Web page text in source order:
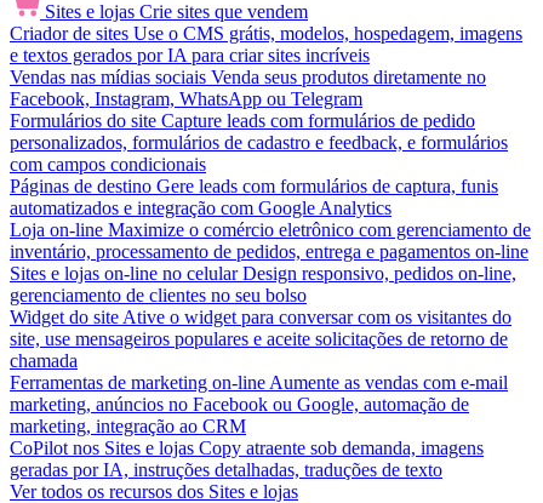
Sites e lojas Crie sites que vendem
Criador de sites Use o CMS grátis, modelos, hospedagem, imagens
e textos gerados por IA para criar sites incríveis
Vendas nas mídias sociais Venda seus produtos diretamente no
Facebook, Instagram, WhatsApp ou Telegram
Formulários do site Capture leads com formulários de pedido
personalizados, formulários de cadastro e feedback, e formulários
com campos condicionais
Páginas de destino Gere leads com formulários de captura, funis
automatizados e integração com Google Analytics
Loja on-line Maximize o comércio eletrônico com gerenciamento de
inventário, processamento de pedidos, entrega e pagamentos on-line
Sites e lojas on-line no celular Design responsivo, pedidos on-line,
gerenciamento de clientes no seu bolso
Widget do site Ative o widget para conversar com os visitantes do
site, use mensageiros populares e aceite solicitações de retorno de
chamada
Ferramentas de marketing on-line Aumente as vendas com e-mail
marketing, anúncios no Facebook ou Google, automação de
marketing, integração ao CRM
CoPilot nos Sites e lojas Copy atraente sob demanda, imagens
geradas por IA, instruções detalhadas, traduções de texto
Ver todos os recursos dos Sites e lojas